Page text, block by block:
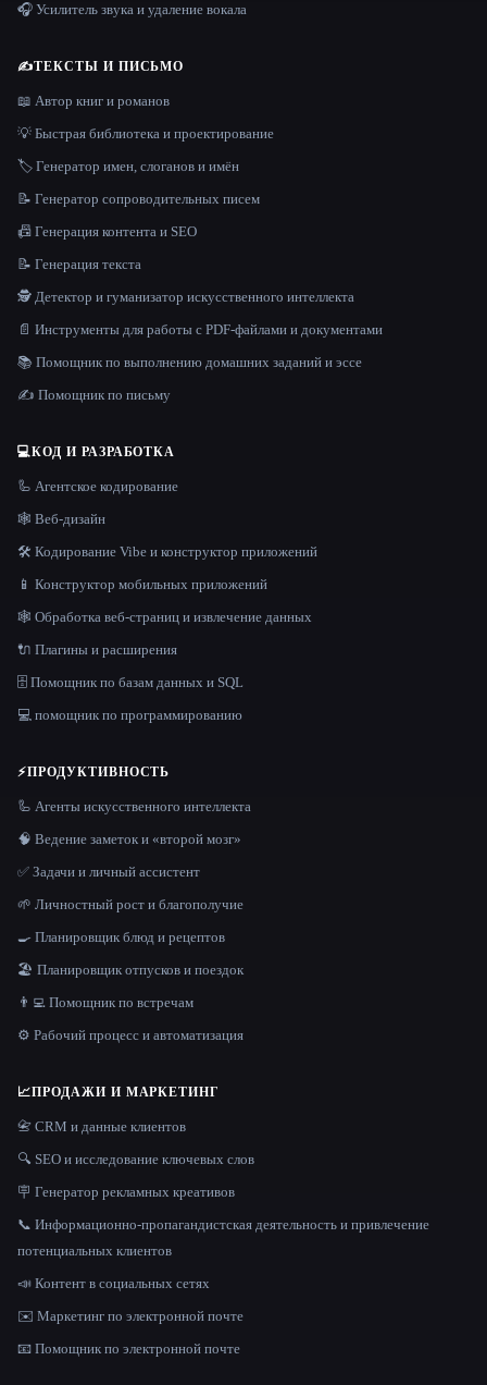
🎧 Усилитель звука и удаление вокала
✍️ТЕКСТЫ И ПИСЬМО
📖 Автор книг и романов
💡 Быстрая библиотека и проектирование
🏷️ Генератор имен, слоганов и имён
📝 Генератор сопроводительных писем
📠 Генерация контента и SEO
📝 Генерация текста
🕵️ Детектор и гуманизатор искусственного интеллекта
📄 Инструменты для работы с PDF-файлами и документами
📚 Помощник по выполнению домашних заданий и эссе
✍️ Помощник по письму
💻КОД И РАЗРАБОТКА
🦾 Агентское кодирование
🕸 Веб-дизайн
🛠️ Кодирование Vibe и конструктор приложений
📱 Конструктор мобильных приложений
🕸️ Обработка веб-страниц и извлечение данных
🔌 Плагины и расширения
🗄️ Помощник по базам данных и SQL
💻 помощник по программированию
⚡ПРОДУКТИВНОСТЬ
🦾 Агенты искусственного интеллекта
🧠 Ведение заметок и «второй мозг»
✅ Задачи и личный ассистент
🌱 Личностный рост и благополучие
🍳 Планировщик блюд и рецептов
🏖 Планировщик отпусков и поездок
👨‍💻 Помощник по встречам
⚙️ Рабочий процесс и автоматизация
📈ПРОДАЖИ И МАРКЕТИНГ
📇 CRM и данные клиентов
🔍 SEO и исследование ключевых слов
🪧 Генератор рекламных креативов
📞 Информационно-пропагандистская деятельность и привлечение
потенциальных клиентов
📣 Контент в социальных сетях
✉️ Маркетинг по электронной почте
📧 Помощник по электронной почте